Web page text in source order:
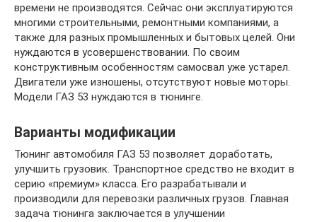
времени не производятся. Сейчас они эксплуатируются
многими строительными, ремонтными компаниями, а
также для разных промышленных и бытовых целей. Они
нуждаются в усовершенствовании. По своим
конструктивным особенностям самосвал уже устарел.
Двигатели уже изношены, отсутствуют новые моторы.
Модели ГАЗ 53 нуждаются в тюнинге.
Варианты модификации
Тюнинг автомобиля ГАЗ 53 позволяет доработать,
улучшить грузовик. Транспортное средство не входит в
серию «премиум» класса. Его разрабатывали и
производили для перевозки различных грузов. Главная
задача тюнинга заключается в улучшении